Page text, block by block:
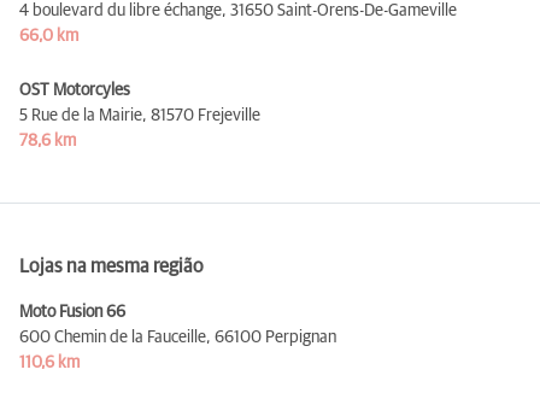
4 boulevard du libre échange, 31650 Saint-Orens-De-Gameville
66,0 km
OST Motorcyles
5 Rue de la Mairie, 81570 Frejeville
78,6 km
Lojas na mesma região
Moto Fusion 66
600 Chemin de la Fauceille, 66100 Perpignan
110,6 km